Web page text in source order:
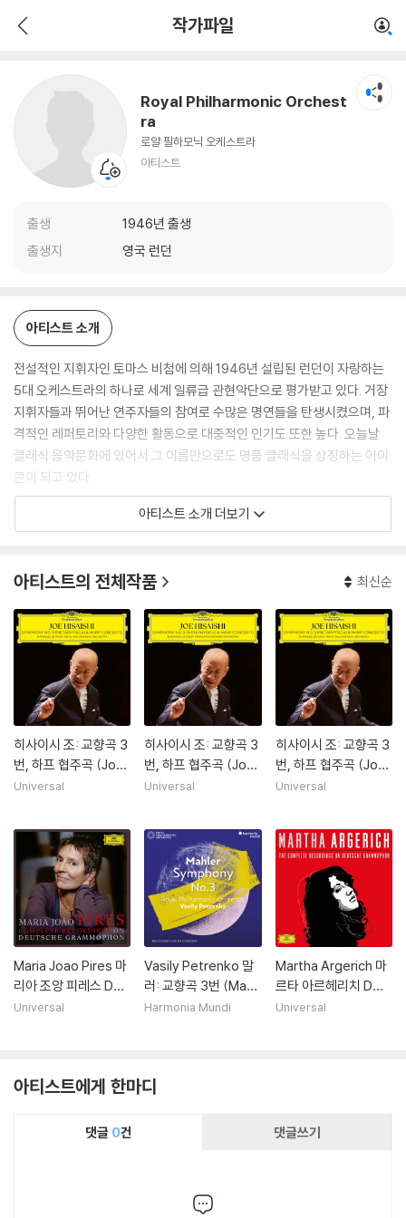
작가파일
Royal Philharmonic Orchest
ra
로얄 필하모닉 오케스트라
아티스트
출생
1946년 출생
출생지
영국 런던
아티스트 소개
전설적인 지휘자인 토마스 비첨에 의해 1946년 설립된 런던이 자랑하는
5대 오케스트라의 하나로 세계 일류급 관현악단으로 평가받고 있다. 거장
지휘자들과 뛰어난 연주자들의 참여로 수많은 명연들을 탄생시켰으며, 파
격적인 레퍼토리와 다양한 활동으로 대중적인 인기도 또한 높다. 오늘날
클래식 음악문화에 있어서 그 이름만으로도 명품 클래식을 상징하는 아이
콘이 되고 있다.
아티스트 소개 더보기
아티스트의 전체작품 최신순
히사이시 조: 교향곡 3
번, 하프 협주곡 (Joe
Hisaishi: Symphon
[2LP]
Universal
히사이시 조: 교향곡 3
번, 하프 협주곡 (Joe
Hisaishi: Symphon
Universal
히사이시 조: 교향곡 3
번, 하프 협주곡 (Joe
Hisaishi: Symphon
[투명 컬러 2LP]
Universal
Maria Joao Pires 마
리아 조앙 피레스 DG
녹음 전집 (Complet
Universal
Vasily Petrenko 말
러: 교향곡 3번 (Mahl
er: Symphony No.
Harmonia Mundi
Martha Argerich 마
르타 아르헤리치 DG,
Philips 전곡집 (The
Universal
아티스트에게 한마디
댓글 0건 댓글쓰기